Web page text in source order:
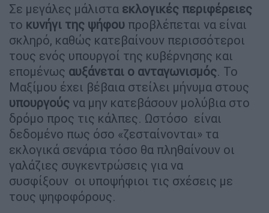
Σε μεγάλες μάλιστα εκλογικές περιφέρειες
το κυνήγι της ψήφου προβλέπεται να είναι
σκληρό, καθώς κατεβαίνουν περισσότεροι
τους ενός υπουργοί της κυβέρνησης και
επομένως αυξάνεται ο ανταγωνισμός. Το
Μαξίμου έχει βέβαια στείλει μήνυμα στους
υπουργούς να μην κατεβάσουν μολύβια στο
δρόμο προς τις κάλπες. Ωστόσο είναι
δεδομένο πως όσο «ζεσταίνονται» τα
εκλογικά σενάρια τόσο θα πληθαίνουν οι
γαλάζιες συγκεντρώσεις για να
συσφίξουν οι υποψήφιοι τις σχέσεις με
τους ψηφοφόρους.